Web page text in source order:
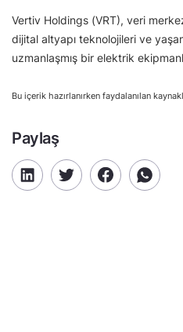
Vertiv Holdings (VRT), veri
dijital altyapı teknolojileri ve
uzmanlaşmış bir elektrik
Bu içerik hazırlanırken faydalanılan
Paylaş